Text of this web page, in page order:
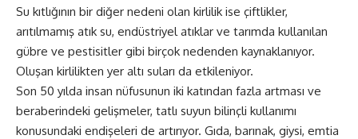
Su kıtlığının bir diğer nedeni olan kirlilik ise çiftlikler,
arıtılmamış atık su, endüstriyel atıklar ve tarımda kullanılan
gübre ve pestisitler gibi birçok nedenden kaynaklanıyor.
Oluşan kirlilikten yer altı suları da etkileniyor.
Son 50 yılda insan nüfusunun iki katından fazla artması ve
beraberindeki gelişmeler, tatlı suyun bilinçli kullanımı
konusundaki endişeleri de artırıyor. Gıda, barınak, giysi, emtia